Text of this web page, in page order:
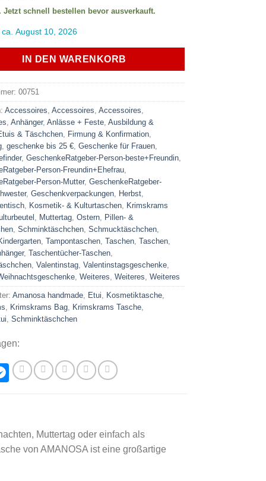
Jetzt schnell bestellen bevor ausverkauft.
August 10, 2026
IN DEN WARENKORB
00751
Accessoires, Accessoires, Accessoires,
, Anhänger, Anlässe + Feste, Ausbildung &
& Täschchen, Firmung & Konfirmation,
, geschenke bis 25 €, Geschenke für Frauen,
, GeschenkeRatgeber-Person-beste+Freundin,
Person-Freundin+Ehefrau,
Person-Mutter, GeschenkeRatgeber-
, Geschenkverpackungen, Herbst,
, Kosmetik- & Kulturtaschen, Krimskrams
, Muttertag, Ostern, Pillen- &
, Schminktäschchen, Schmucktäschchen,
, Tampontaschen, Taschen, Taschen,
, Taschentücher-Taschen,
, Valentinstag, Valentinstagsgeschenke,
, Weiteres, Weiteres, Weiteres
Amanosa handmade, Etui, Kosmetiktasche,
, Krimskrams Bag, Krimskrams Tasche,
, Schminktäschchen
Messenger
Muttertag oder einfach als
von AMANOSA ist eine großartige